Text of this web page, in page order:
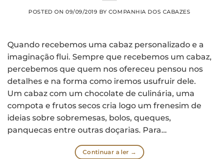
POSTED ON 09/09/2019 BY COMPANHIA DOS CABAZES
Quando recebemos uma cabaz personalizado e a
imaginação flui. Sempre que recebemos um cabaz,
percebemos que quem nos ofereceu pensou nos
detalhes e na forma como iremos usufruir dele.
Um cabaz com um chocolate de culinária, uma
compota e frutos secos cria logo um frenesim de
ideias sobre sobremesas, bolos, queques,
panquecas entre outras doçarias. Para…
Continuar a ler →